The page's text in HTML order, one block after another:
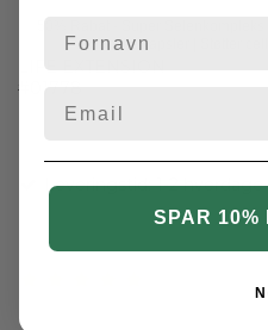
veganske kapsler | Støtter
#01778
Leveringstid: 1-2 hverdage
SPAR 10%